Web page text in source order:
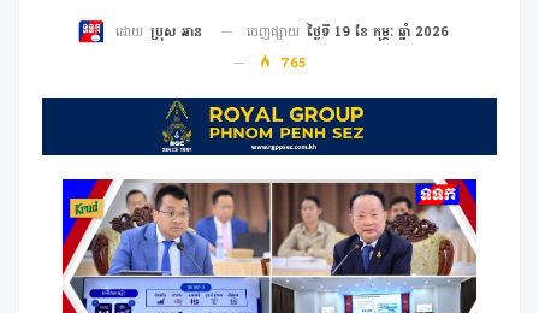
ដោយ ប្រុស អាន ចេញផ្សាយ ថ្ងៃទី 19 ខែ កុម្ភៈ ឆ្នាំ 2026
765